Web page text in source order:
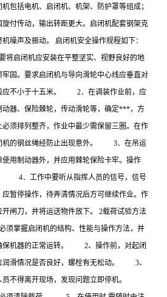
括电机、启闭机、机架、防护罩等组成；
付传动，输出转距更大。启闭机配套钢架克
噪声及振动。 启闭机安全操作规程如下：
启闭机应安装在平整坚实、视野良好的地
固。要求启闭机与导向滑轮中心线应垂直对
应不小于十五米。 2．在调装作业前，应
动器、保险棘轮，传动滑轮等，确定***，方
须排列整齐，作业中最少需保留三圈。在作
机的钢丝绳经防止出现意外。 3．在吊运
用制动器外，并应用棘轮保险卡牢。操作
4．工作中要听从指挥人员的信号，信号
暂停操作，待弄清情况后方可继续作业。作
闸刀，并将运送物件放下。 2载荷试验方法
掌握启闭机的结构、性能与操作方法，并
保机器的正常运转。 2、操作前，对起闭
润滑情况是否良好，螺栓有无松动。 3、
员不得离开现场，发现问题立即停机。